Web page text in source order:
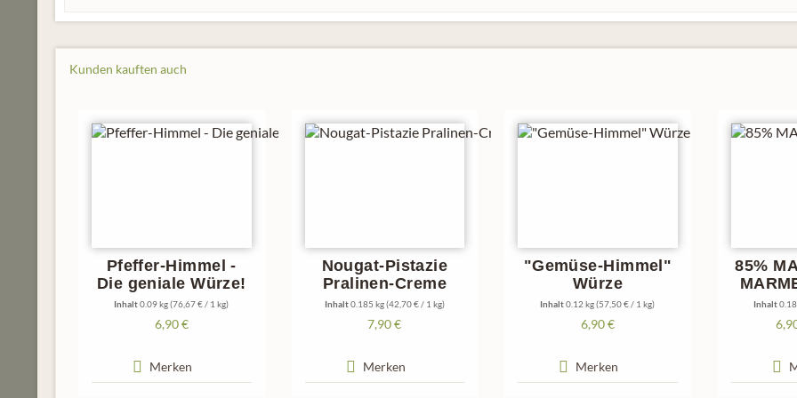
Kunden kauften auch
Pfeffer-Himmel -
Die geniale Würze!
Inhalt0.09 kg(76,67 € / 1 kg)
6,90 €
Merken
Nougat-Pistazie
Pralinen-Creme
Inhalt0.185 kg(42,70 € / 1 kg)
7,90 €
Merken
"Gemüse-Himmel"
Würze
Inhalt0.12 kg(57,50 € / 1 kg)
6,90 €
Merken
85%
der
Inhalt